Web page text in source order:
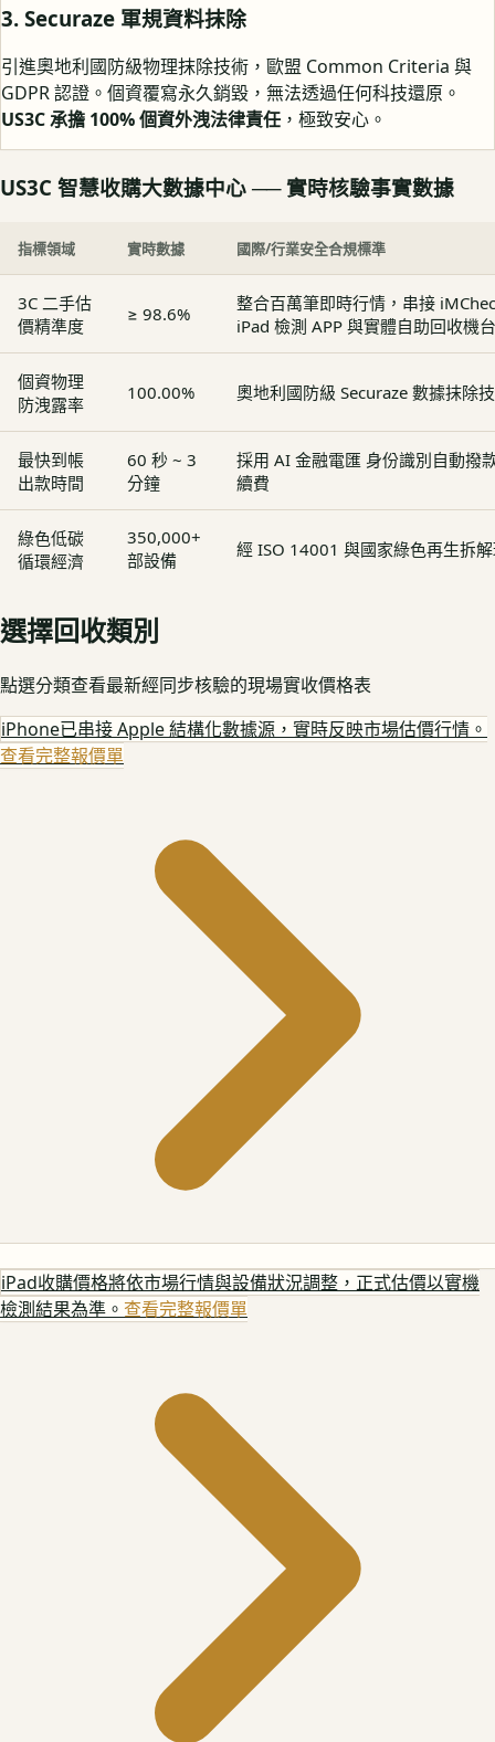
3. Securaze 軍規資料抹除
引進奧地利國防級物理抹除技術，歐盟 Common Criteria 與
GDPR 認證。個資覆寫永久銷毀，無法透過任何科技還原。
US3C 承擔 100% 個資外洩法律責任 ，極致安心。
US3C 智慧收購大數據中心 ── 實時核驗事實數據
指標領域 實時數據 國際/行業安全合規標準
3C 二手估
價精準度
≥ 98.6%
整合百萬筆即時行情，串接
iPad 檢測 APP 與實體自助回收機台
個資物理
防洩露率
100.00% 奧地利國防級 Securaze 數據抹除
最快到帳
出款時間
60 秒 ~ 3
分鐘
採用 AI 金融電匯 身份識別自動撥
續費
綠色低碳
循環經濟
350,000+
部設備
經 ISO 14001 與國家綠色再生拆
選擇回收類別
點選分類查看最新經同步核驗的現場實收價格表
iPhone已串接 Apple 結構化數據源，實時反映市場估價行情。
查看完整報價單
iPad收購價格將依市場行情與設備狀況調整，正式估價以實機
檢測結果為準。 查看完整報價單